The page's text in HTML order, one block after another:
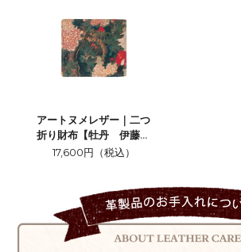
アートヌメレザー｜二つ
折り財布【牡丹 伊藤若
冲】
17,600円（税込）